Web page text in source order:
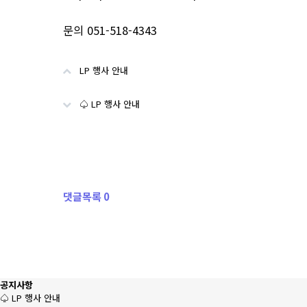
문의 051-518-4343
LP 행사 안내
♤ LP 행사 안내
댓글목록 0
공지사항
♤ LP 행사 안내